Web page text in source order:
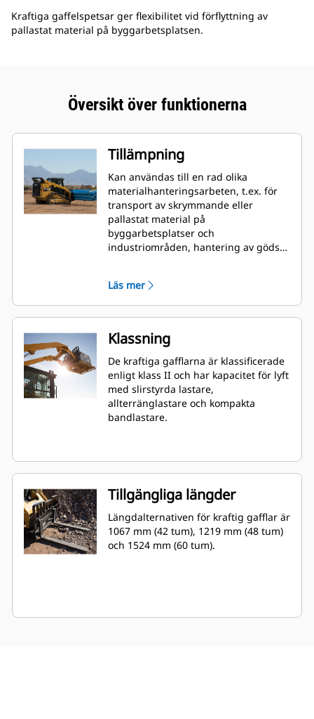
Kraftiga gaffelspetsar ger flexibilitet vid förflyttning av
pallastat material på byggarbetsplatsen.
Översikt över funktionerna
Tillämpning
Kan användas till en rad olika
materialhanteringsarbeten, t.ex. för
transport av skrymmande eller
pallastat material på
byggarbetsplatser och
industriområden, hantering av gödsel
plantskolor etc.
Läs mer
Klassning
De kraftiga gafflarna är klassificerade
enligt klass II och har kapacitet för lyft
med slirstyrda lastare,
allterränglastare och kompakta
bandlastare.
Tillgängliga längder
Längdalternativen för kraftig gafflar är
1067 mm (42 tum), 1219 mm (48 tum)
och 1524 mm (60 tum).